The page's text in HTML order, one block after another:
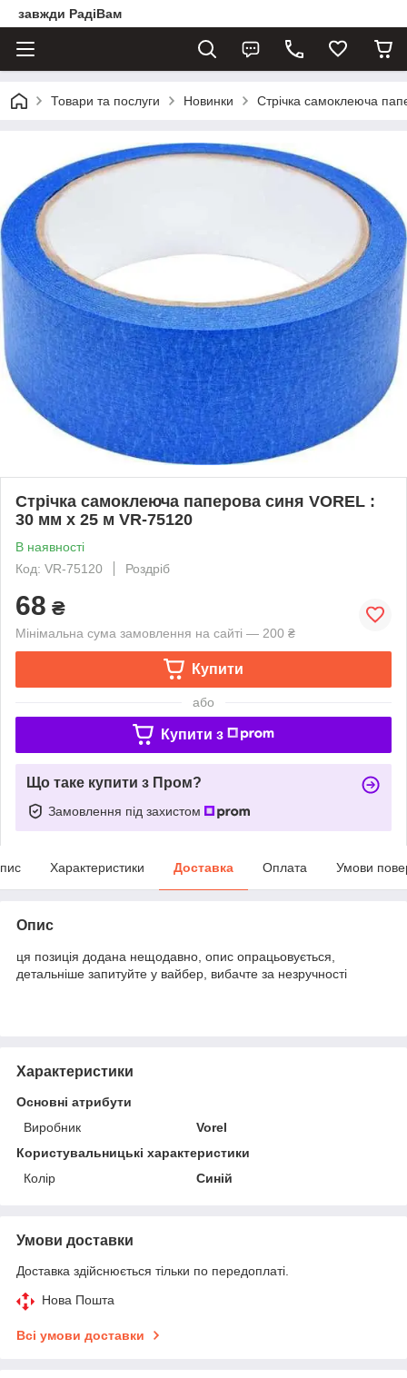
завжди РадіВам
Товари та послуги Новинки Стрічка самоклеюча
Стрічка самоклеюча паперова синя VOREL :
30 мм x 25 м VR-75120
В наявності
Код: VR-75120
Роздріб
68 ₴
Мінімальна сума замовлення на сайті — 200 ₴
Купити
або
Купити з
Що таке купити з Пром?
Замовлення під захистом
Характеристики Доставка Оплата Умови
Опис
ця позиція додана нещодавно, опис опрацьовується,
детальніше запитуйте у вайбер, вибачте за незручності
Характеристики
Основні атрибути
Виробник
Vorel
Користувальницькі характеристики
Колір
Синій
Умови доставки
Доставка здійснюється тільки по передоплаті.
Нова Пошта
Всі умови доставки